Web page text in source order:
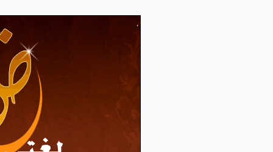
الإعراب
والبناء
في
النحو
العربي